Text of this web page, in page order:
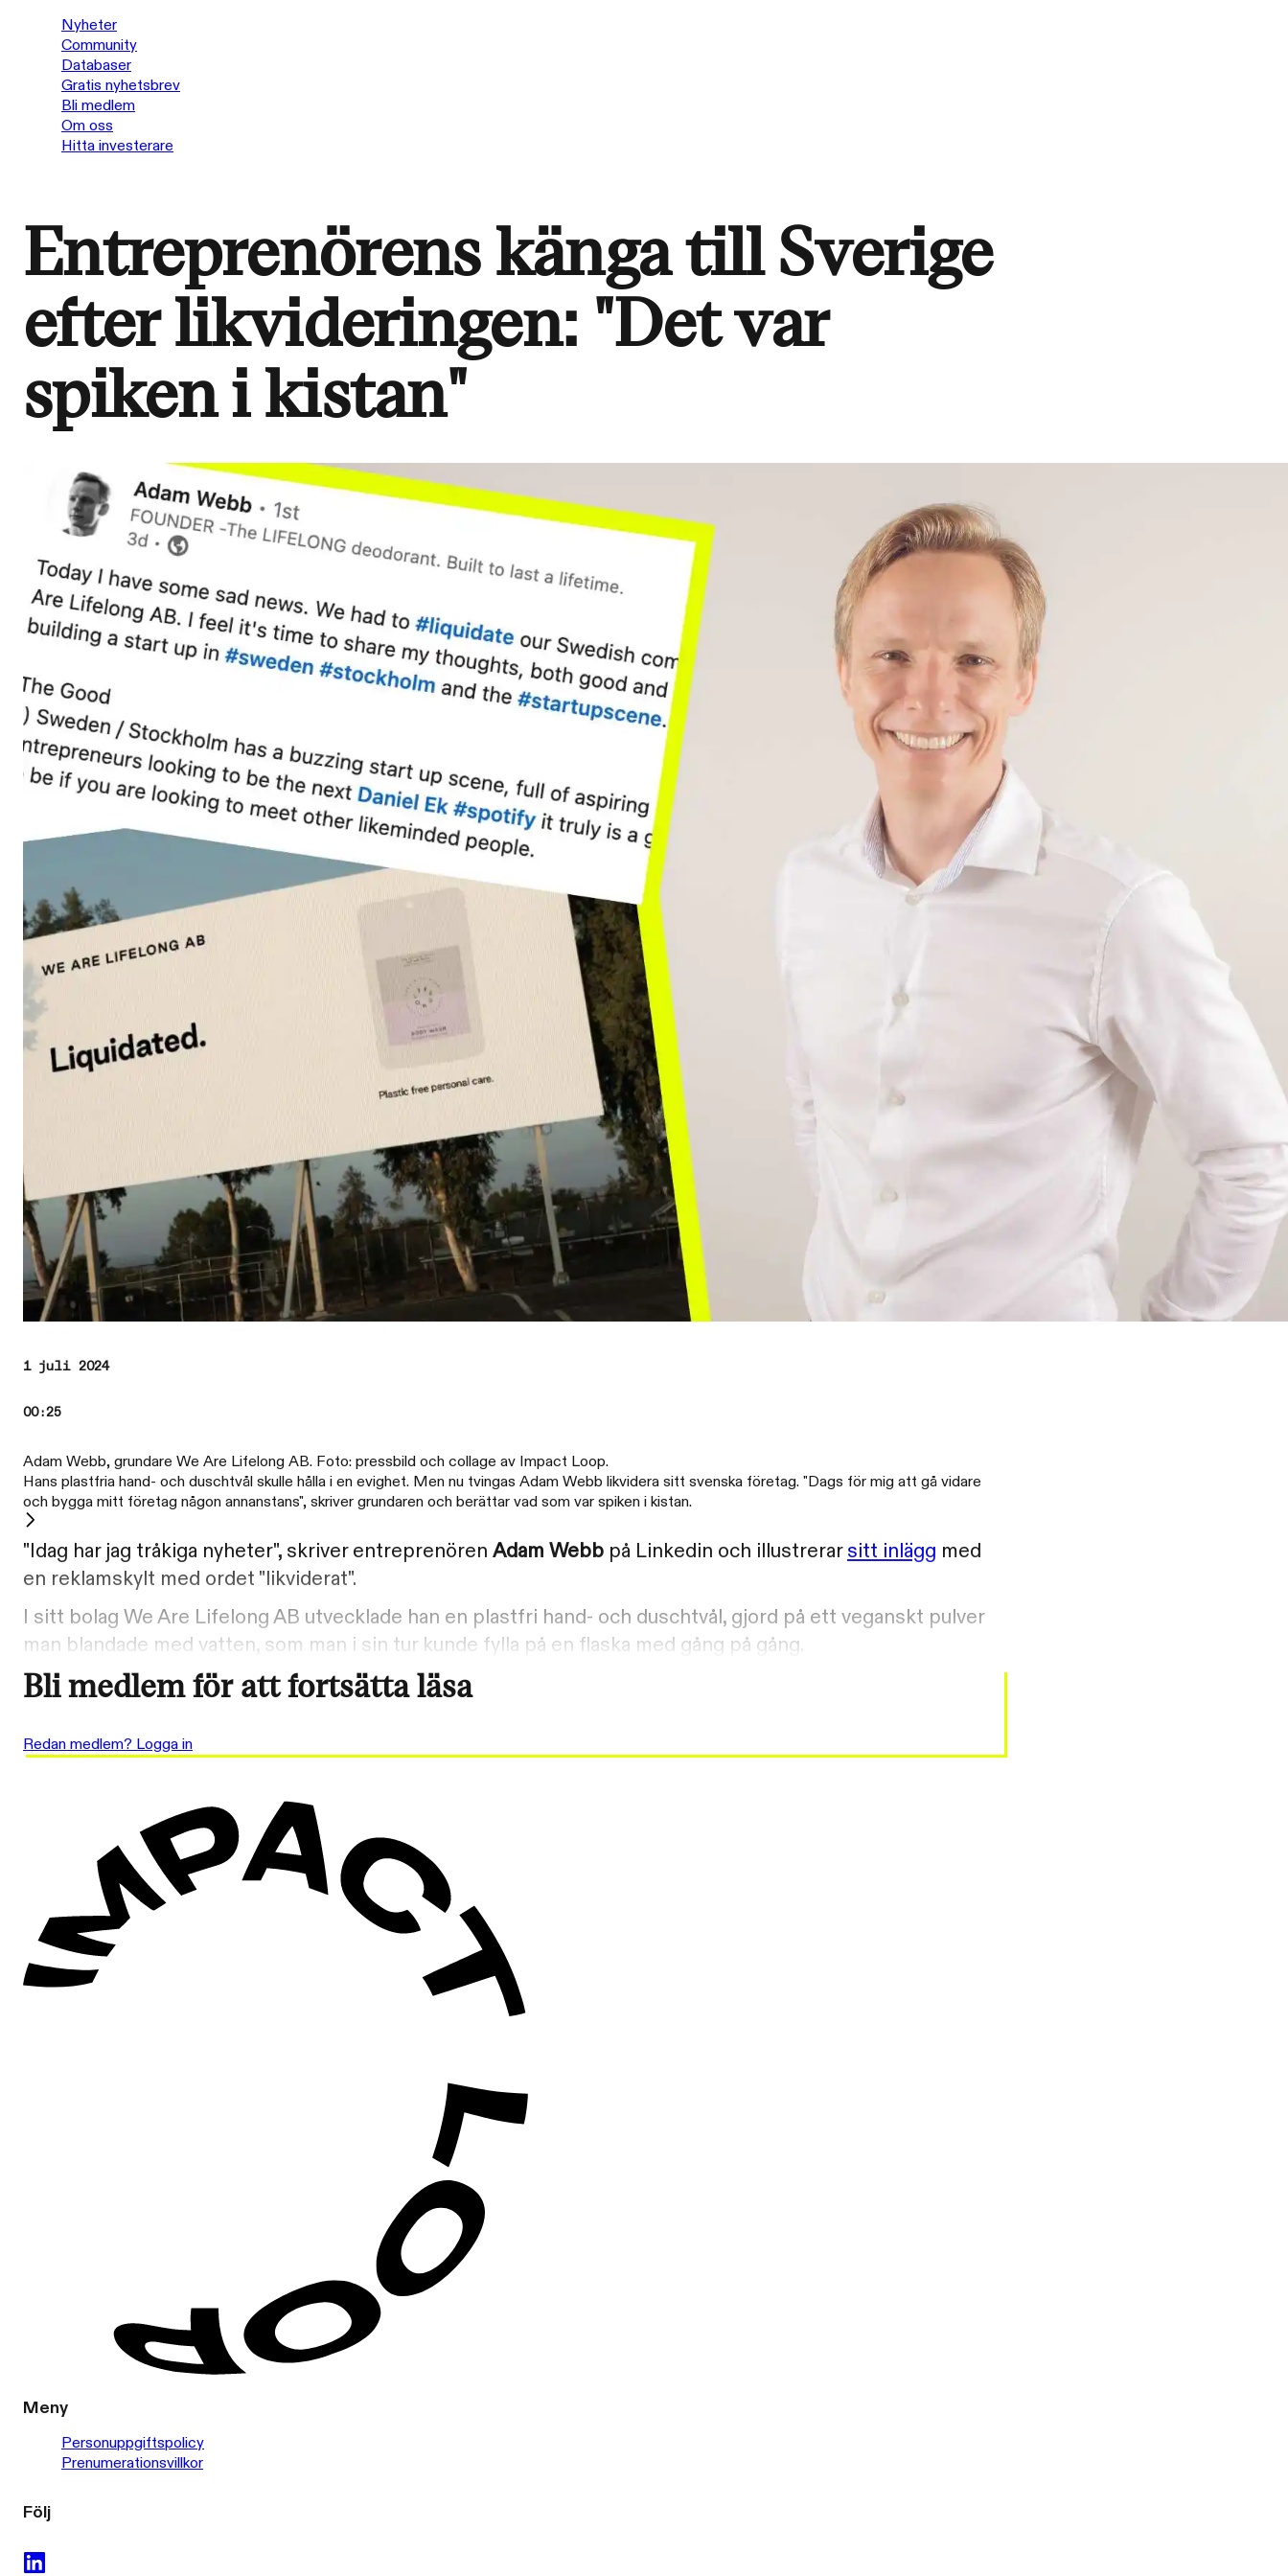
Nyheter
Community
Databaser
Gratis nyhetsbrev
Bli medlem
Om oss
Hitta investerare
Entreprenörens känga till Sverige
efter likvideringen: "Det var
spiken i kistan"
1 juli 2024
00:25
Adam Webb, grundare We Are Lifelong AB. Foto: pressbild och collage av Impact Loop.
Hans plastfria hand- och duschtvål skulle hålla i en evighet. Men nu tvingas Adam Webb likvidera sitt svenska företag. "Dags för mig att gå vidare
och bygga mitt företag någon annanstans", skriver grundaren och berättar vad som var spiken i kistan.
"Idag har jag tråkiga nyheter", skriver entreprenören Adam Webb på Linkedin och illustrerarsitt inlägg med
en reklamskylt med ordet "likviderat".
I sitt bolag We Are Lifelong AB utvecklade han en plastfri hand- och duschtvål, gjord på ett veganskt pulver
man blandade med vatten, som man i sin tur kunde fylla på en flaska med gång på gång.
Bli medlem för att fortsätta läsa
Redan medlem? Logga in
Meny
Personuppgiftspolicy
Prenumerationsvillkor
Följ